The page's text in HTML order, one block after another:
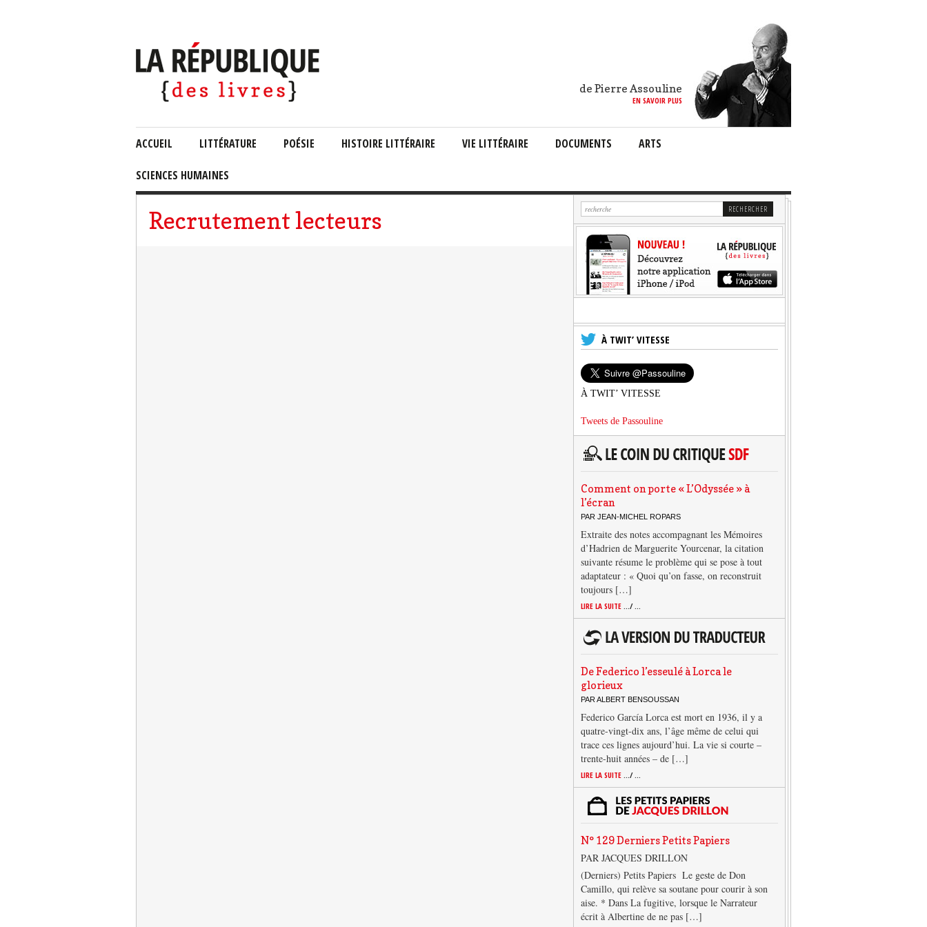
de Pierre Assouline
EN SAVOIR PLUS
ACCUEIL LITTÉRATURE POÉSIE HISTOIRE LITTÉRAIRE VIE LITTÉRAIRE DOCUMENTS ARTS
SCIENCES HUMAINES
Recrutement lecteurs
À TWIT’ VITESSE
À TWIT’ VITESSE
Tweets de Passouline
Comment on porte « L’Odyssée » à
l’écran
PAR JEAN-MICHEL ROPARS
Extraite des notes accompagnant les Mémoires
d’Hadrien de Marguerite Yourcenar, la citation
suivante résume le problème qui se pose à tout
adaptateur : « Quoi qu’on fasse, on reconstruit
toujours […]
LIRE LA SUITE .../ ...
De Federico l’esseulé à Lorca le
glorieux
PAR ALBERT BENSOUSSAN
Federico García Lorca est mort en 1936, il y a
quatre-vingt-dix ans, l’âge même de celui qui
trace ces lignes aujourd’hui. La vie si courte –
trente-huit années – de […]
LIRE LA SUITE .../ ...
N° 129 Derniers Petits Papiers
PAR JACQUES DRILLON
(Derniers) Petits Papiers Le geste de Don
Camillo, qui relève sa soutane pour courir à son
aise. * Dans La fugitive, lorsque le Narrateur
écrit à Albertine de ne pas […]